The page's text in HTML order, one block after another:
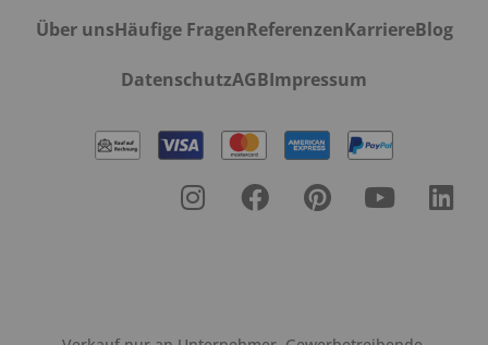
Über unsHäufige FragenReferenzenKarriereBlog
DatenschutzAGBImpressum